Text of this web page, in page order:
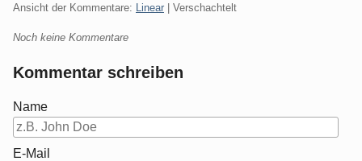
Ansicht der Kommentare: Linear | Verschachtelt
Noch keine Kommentare
Kommentar schreiben
Name
E-Mail